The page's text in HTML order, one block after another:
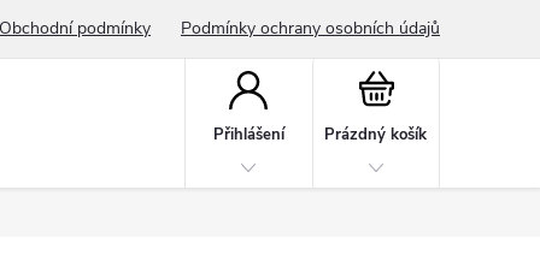
Obchodní podmínky Podmínky ochrany osobních údajů
Přihlášení
Nákupní
Prázdný košík